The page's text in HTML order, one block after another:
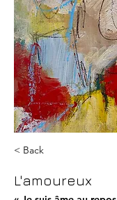
< Back
L'amoureux